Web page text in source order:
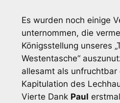
Es wurden noch einige
unternommen, die
Königsstellung unseres
Westentasche“
allesamt als
Kapitulation des
Vierte Dank Paul